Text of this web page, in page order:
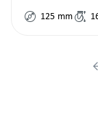
125 mm